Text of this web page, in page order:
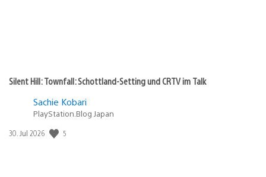
Silent Hill: Townfall: Schottland-Setting und CRTV im Talk
Sachie Kobari
PlayStation.Blog Japan
Veröffentlichungsdatum:
30. Jul 2026 5